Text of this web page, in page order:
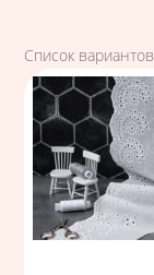
Список вариантов